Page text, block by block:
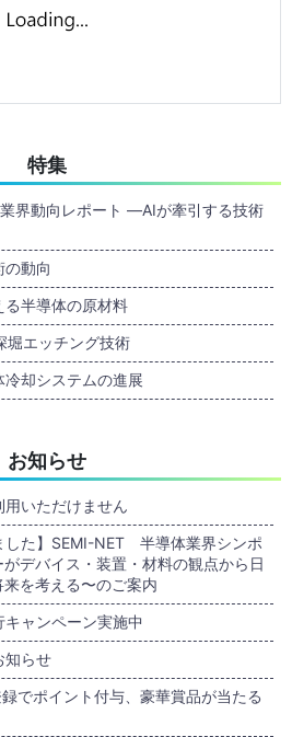
特集
界動向レポート ―AIが牽引する技術
動向
る半導体の原材料
堀エッチング技術
却システムの進展
お知らせ
いただけません
した】SEMI-NET 半導体業界シンポ
デバイス・装置・材料の観点から日
を考える〜のご案内
ャンペーン実施中
知らせ
でポイント付与、豪華賞品が当たる